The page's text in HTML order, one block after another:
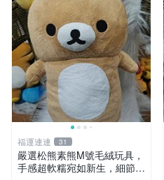
福運連連 31
嚴選松熊素熊M號毛絨玩具，
手感超軟糯宛如新生，細節精